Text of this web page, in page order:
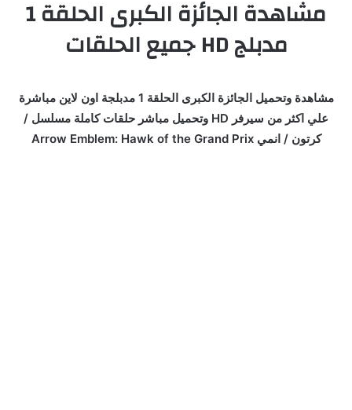
مشاهدة الجائزة الكبرى الحلقة 1
مدبلج HD جميع الحلقات
مشاهدة وتحميل الجائزة الكبرى الحلقة 1 مدبلجة اون لاين مباشرة
علي اكثر من سيرفر HD وتحميل مباشر حلقات كاملة مسلسل /
كرتون / انمي Arrow Emblem: Hawk of the Grand Prix